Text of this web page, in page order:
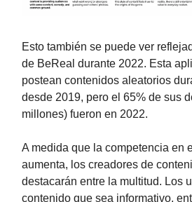
Esto también se puede ver
de BeReal durante 2022. Esta
postean contenidos aleatorios
desde 2019, pero el 65% de sus
millones) fueron en 2022.
A medida que la competencia en
aumenta, los creadores de
destacarán entre la multitud. Los
contenido que sea informativo,